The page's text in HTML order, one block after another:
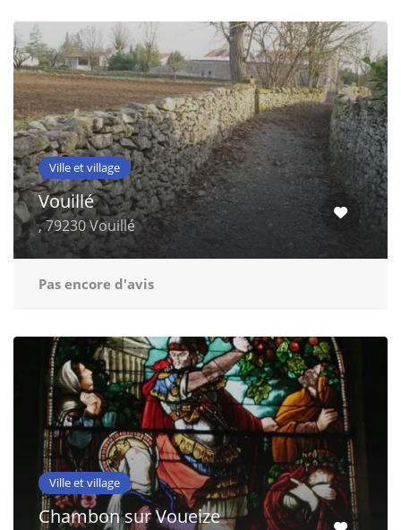
Ville et village
Vouillé
, 79230 Vouillé
Pas encore d'avis
Ville et village
Chambon sur Voueize